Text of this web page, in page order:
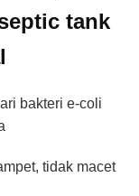
tank
bakteri e-coli
tidak macet